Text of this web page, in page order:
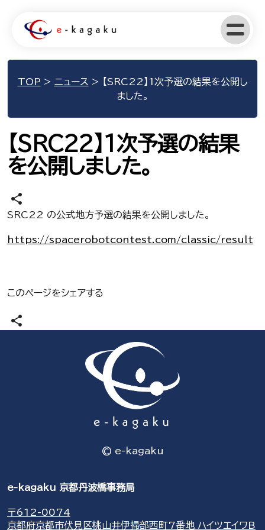
TOP > ニュース > 【SRC22】1次予選の結果を公開し
ました。
【SRC22】1次予選の結果
を公開しました。
share
SRC22 の公式地方予選の結果を公開しました。
https://spacerobotcontest.com/classic/result
このページをシェアする
share
© e-kagaku
e-kagaku 京都丹波橋事務局
〒612-0074
京都府京都市伏見区桃山井伊掃部西町7番地 ハイツエイワB